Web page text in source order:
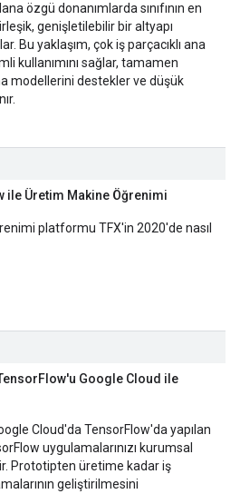
özgü donanımlarda sınıfının en
genişletilebilir bir altyapı
Bu yaklaşım, çok iş parçacıklı ana
kullanımını sağlar, tamamen
modellerini destekler ve düşük
ile Üretim Makine Öğrenimi
platformu TFX'in 2020'de nasıl
Google Cloud ile
Cloud'da TensorFlow'da yapılan
uygulamalarınızı kurumsal
Prototipten üretime kadar iş
geliştirilmesini